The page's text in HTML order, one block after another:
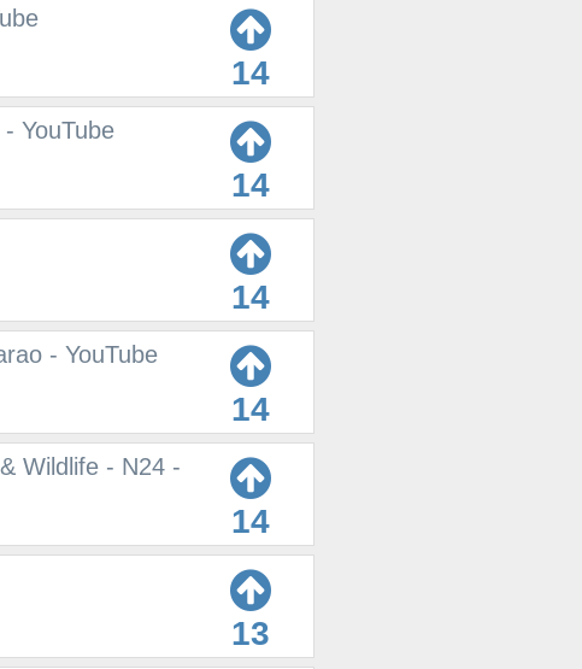
14
YouTube
14
14
- YouTube
14
Wildlife - N24 -
14
13